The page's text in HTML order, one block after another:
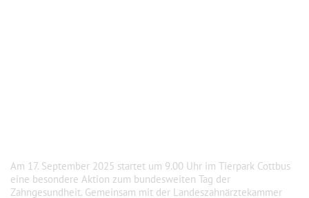
Am 17. September 2025 startet um 9.00 Uhr im Tierpark Cottbus
eine besondere Aktion zum bundesweiten Tag der
Zahngesundheit. Gemeinsam mit der Landeszahnärztekammer